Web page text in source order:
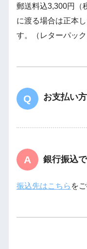
郵送料込3,300円（
に渡る場合は正本
す。（レターパック
お支払い
銀行振込
振込先はこちら を